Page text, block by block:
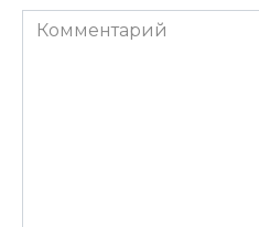
Комментарий